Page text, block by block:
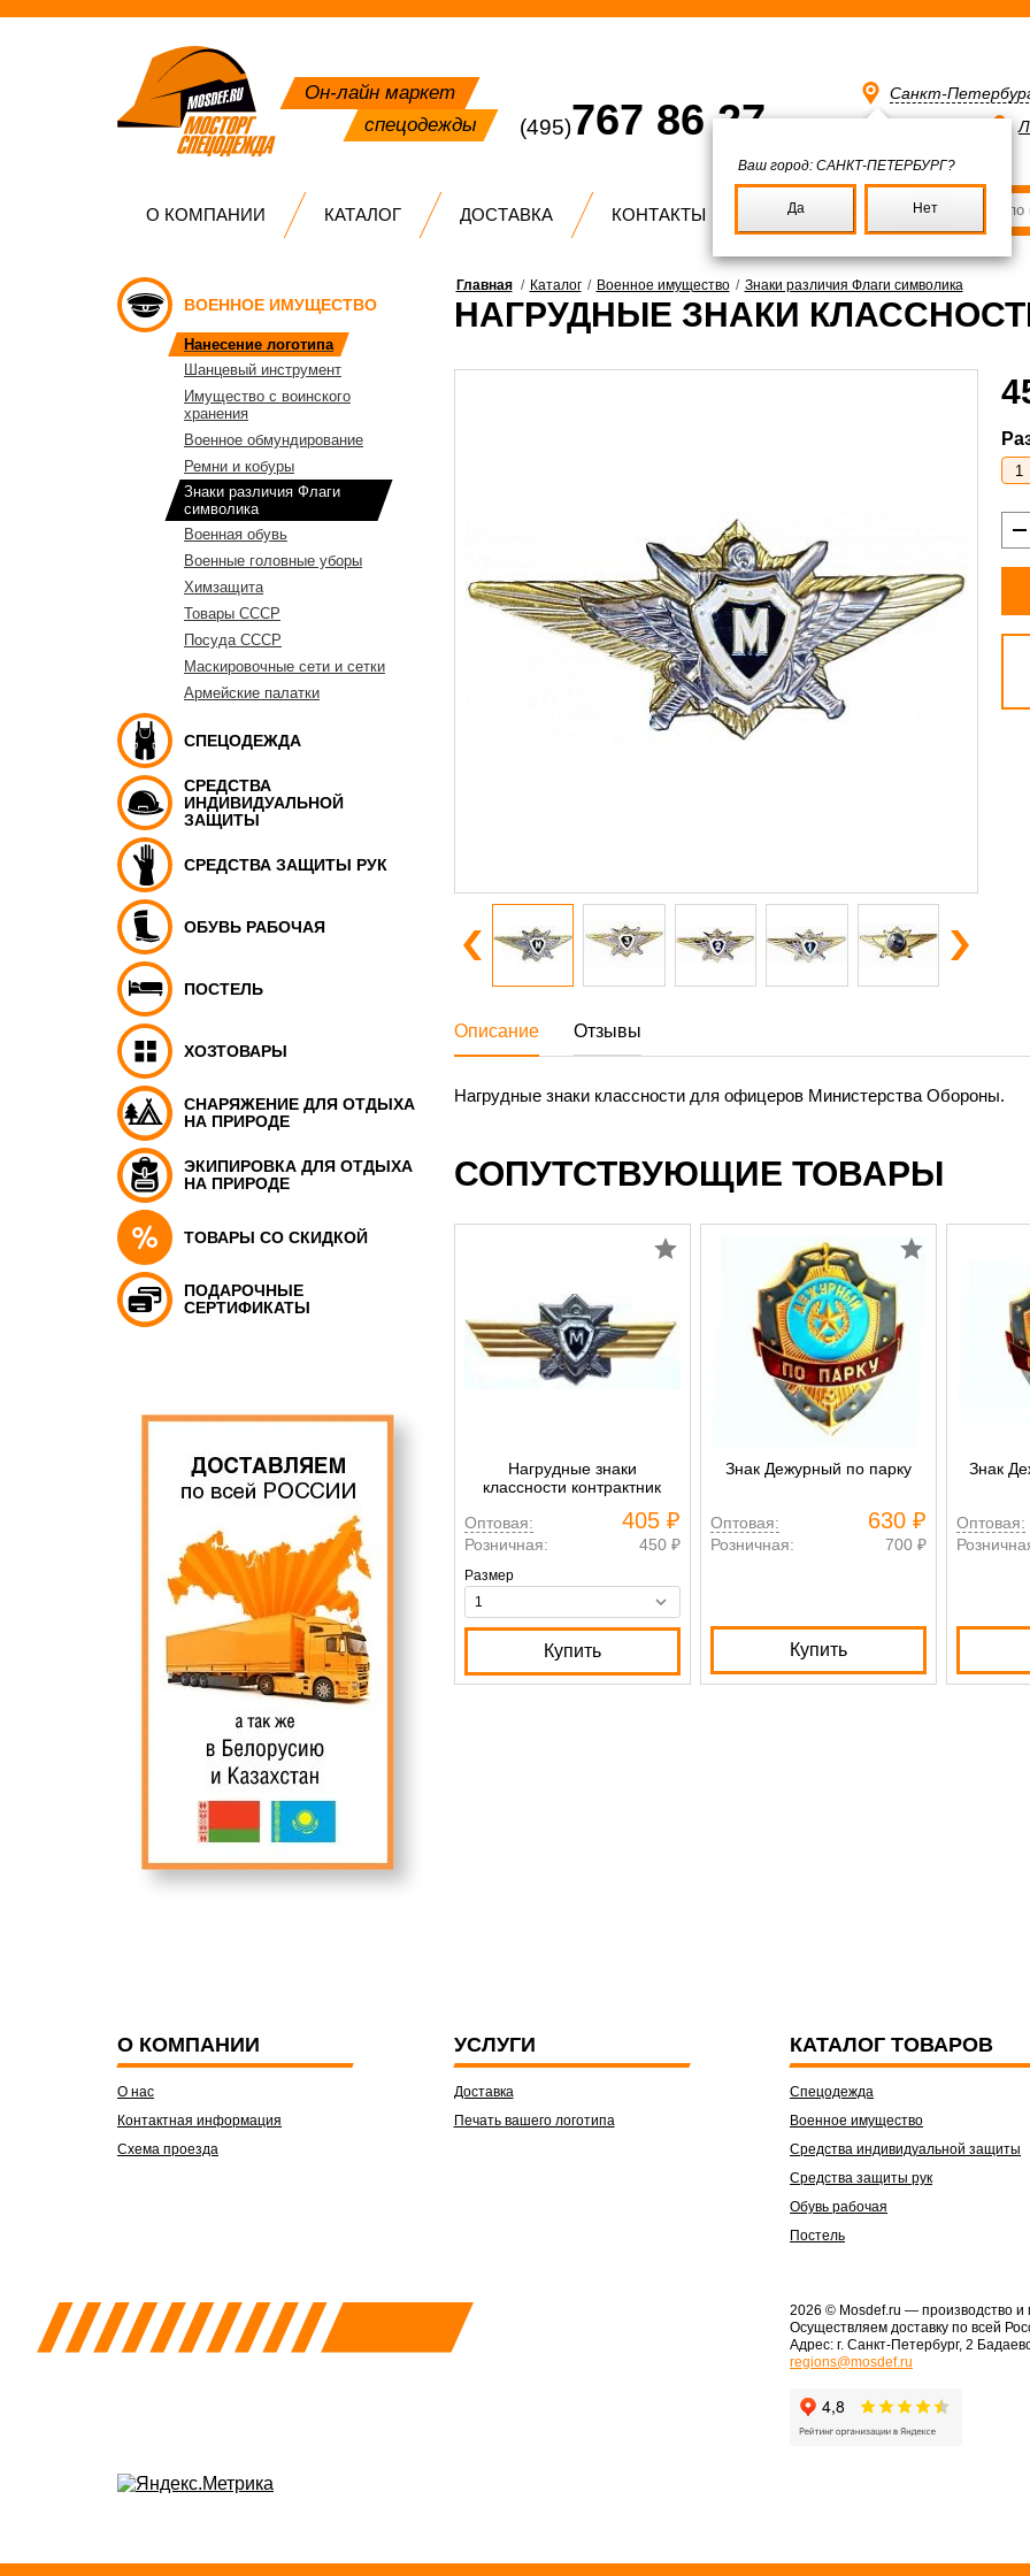
Он-лайн маркет
спецодежды
(495)767 86 27
Санкт-
Ваш город: САНКТ-ПЕТЕРБУРГ?
Да Нет
О КОМПАНИИ КАТАЛОГ ДОСТАВКА КОНТАКТЫ
ВОЕННОЕ ИМУЩЕСТВО
Нанесение логотипа
Шанцевый инструмент
Имущество с воинского
хранения
Военное обмундирование
Ремни и кобуры
Знаки различия Флаги
символика
Военная обувь
Военные головные уборы
Химзащита
Товары СССР
Посуда СССР
Маскировочные сети и сетки
Армейские палатки
СПЕЦОДЕЖДА
СРЕДСТВА
ИНДИВИДУАЛЬНОЙ
ЗАЩИТЫ
СРЕДСТВА ЗАЩИТЫ РУК
ОБУВЬ РАБОЧАЯ
ПОСТЕЛЬ
ХОЗТОВАРЫ
СНАРЯЖЕНИЕ ДЛЯ ОТДЫХА
НА ПРИРОДЕ
ЭКИПИРОВКА ДЛЯ ОТДЫХА
НА ПРИРОДЕ
ТОВАРЫ СО СКИДКОЙ
ПОДАРОЧНЫЕ
СЕРТИФИКАТЫ
Главная / Каталог / Военное имущество / Знаки различия Флаги символика
НАГРУДНЫЕ ЗНАКИ
1
Описание Отзывы
Нагрудные знаки классности для офицеров Министерства Обороны.
СОПУТСТВУЮЩИЕ ТОВАРЫ
Нагрудные знаки
классности контрактник
Оптовая:
405 ₽
Розничная: 450 ₽
Размер
Купить
Знак Дежурный по парку
Оптовая: 630 ₽
Розничная: 700 ₽
Купить
Знак
Оптовая:
О КОМПАНИИ
О нас
Контактная информация
Схема проезда
УСЛУГИ
Доставка
Печать вашего логотипа
КАТАЛОГ ТОВАРОВ
Спецодежда
Военное имущество
Средства индивидуальной защиты
Средства защиты рук
Обувь рабочая
Постель
2026 © Mosdef.ru — производство
Осуществляем доставку по всей
Адрес: г. Санкт-Петербург, 2
regions@mosdef.ru